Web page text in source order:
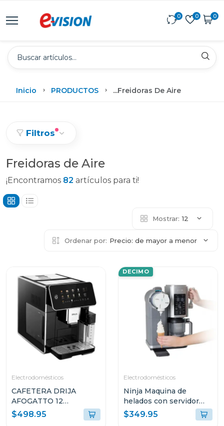
0 0 0
Inicio PRODUCTOS ...Freidoras De Aire
Filtros
Freidoras de Aire
¡Encontramos 82 artículos para ti!
Mostrar: 12
Ordenar por: Precio: de mayor a menor
Electrodomésticos
CAFETERA DRIJA
AFOGATTO 12
ESPRESSO Y
CAPUCCINO CON
$498.95
DECIMO
Electrodomésticos
Ninja Maquina de
helados con servidor
swirl by creami 701
$349.95